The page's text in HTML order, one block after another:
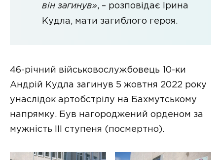
він загинув», – розповідає Ірина
Кудла, мати загиблого героя.
46-річний військовослужбовець 10-ки
Андрій Кудла загинув 5 жовтня 2022 року
унаслідок артобстрілу на Бахмутському
напрямку. Був нагороджений орденом за
мужність ІІІ ступеня (посмертно).